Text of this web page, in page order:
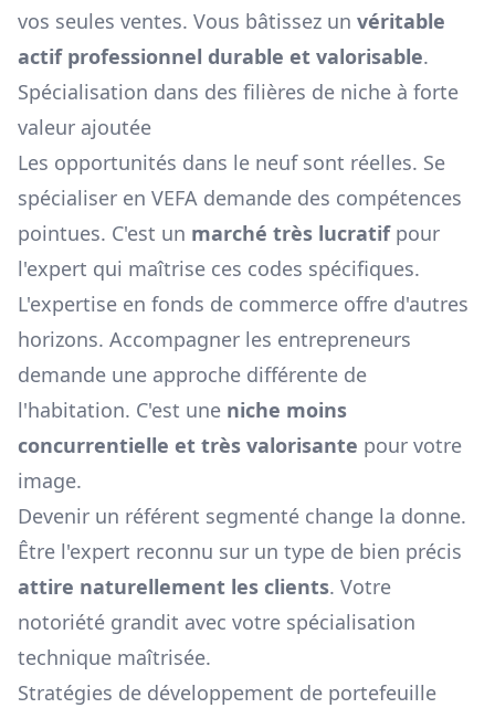
vos seules ventes. Vous bâtissez un véritable
actif professionnel durable et valorisable.
Spécialisation dans des filières de niche à forte
valeur ajoutée
Les opportunités dans le neuf sont réelles. Se
spécialiser en VEFA demande des compétences
pointues. C'est un marché très lucratifpour
l'expert qui maîtrise ces codes spécifiques.
L'expertise en fonds de commerce offre d'autres
horizons. Accompagner les entrepreneurs
demande une approche différente de
l'habitation. C'est une niche moins
concurrentielle et très valorisante pour votre
image.
Devenir un référent segmenté change la donne.
Être l'expert reconnu sur un type de bien précis
attire naturellement les clients. Votre
notoriété grandit avec votre spécialisation
technique maîtrisée.
Stratégies de développement de portefeuille